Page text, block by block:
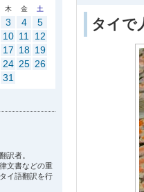
タイで
木 金 土
3 4
5
10 11
12
17 18 19
24 25 26
31
訳者。
文書などの重
イ語翻訳を行